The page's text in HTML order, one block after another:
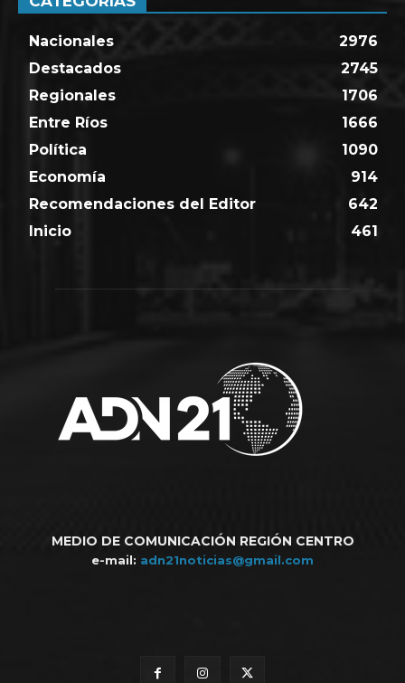
Nacionales
2976
Destacados
2745
Regionales
1706
Entre Ríos
1666
Política
1090
Economía
914
Recomendaciones del Editor
642
Inicio
461
MEDIO DE COMUNICACIÓN REGIÓN CENTRO
e-mail: adn21noticias@gmail.com